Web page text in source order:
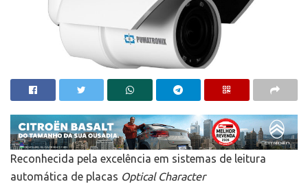
Reconhecida pela excelência em sistemas de leitura
automática de placas Optical Character